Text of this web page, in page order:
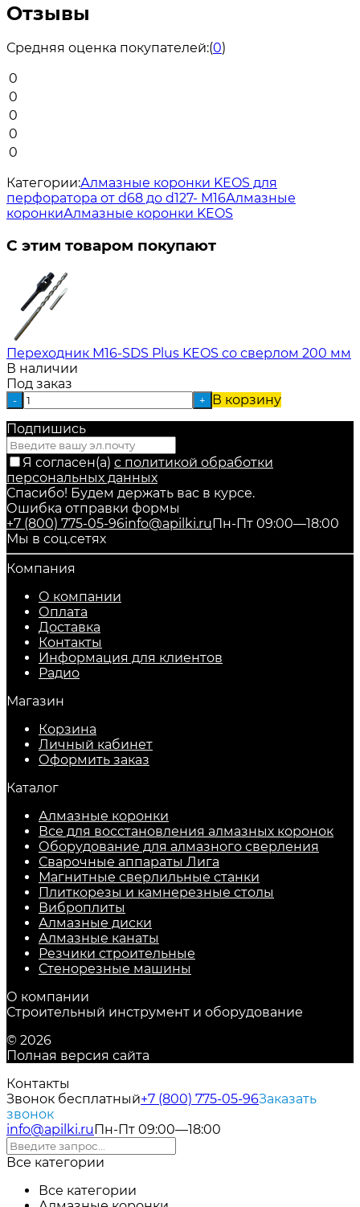
Отзывы
Средняя оценка покупателей:(0)
0
0
0
0
0
Категории:Алмазные коронки KEOS для
перфоратора от d68 до d127- М16Алмазные
коронкиАлмазные коронки KEOS
С этим товаром покупают
Переходник M16-SDS Plus KEOS со сверлом 200 мм
В наличии
Под заказ
- +
В корзину
Подпишись
Я согласен(a) с политикой обработки
персональных данных
Спасибо! Будем держать вас в курсе.
Ошибка отправки формы
+7 (800) 775-05-96info@apilki.ruПн-Пт 09:00—18:00
Мы в соц.сетях
Компания
О компании
Оплата
Доставка
Контакты
Информация для клиентов
Радио
Магазин
Корзина
Личный кабинет
Оформить заказ
Каталог
Алмазные коронки
Все для восстановления алмазных коронок
Оборудование для алмазного сверления
Сварочные аппараты Лига
Магнитные сверлильные станки
Плиткорезы и камнерезные столы
Виброплиты
Алмазные диски
Алмазные канаты
Резчики строительные
Стенорезные машины
О компании
Строительный инструмент и оборудование
© 2026
Полная версия сайта
Контакты
Звонок бесплатный+7 (800) 775-05-96Заказать
звонок
info@apilki.ruПн-Пт 09:00—18:00
Все категории
Все категории